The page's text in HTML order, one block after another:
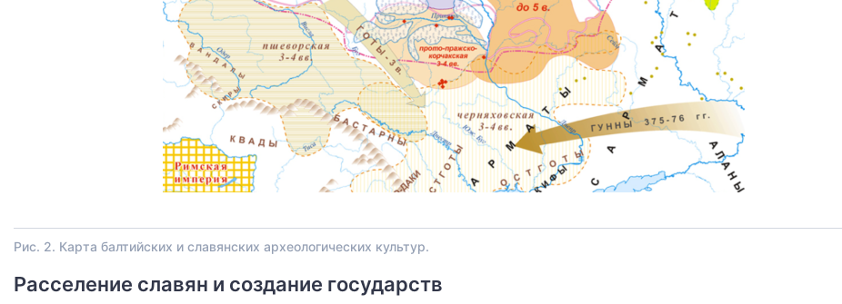
Рис. 2. Карта балтийских и славянских археологических культур.
Расселение славян и создание государств